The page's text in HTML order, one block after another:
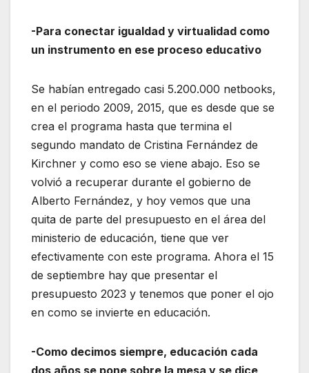
-Para conectar igualdad y virtualidad como
un instrumento en ese proceso educativo
Se habían entregado casi 5.200.000 netbooks,
en el periodo 2009, 2015, que es desde que se
crea el programa hasta que termina el
segundo mandato de Cristina Fernández de
Kirchner y como eso se viene abajo. Eso se
volvió a recuperar durante el gobierno de
Alberto Fernández, y hoy vemos que una
quita de parte del presupuesto en el área del
ministerio de educación, tiene que ver
efectivamente con este programa. Ahora el 15
de septiembre hay que presentar el
presupuesto 2023 y tenemos que poner el ojo
en como se invierte en educación.
-Como decimos siempre, educación cada